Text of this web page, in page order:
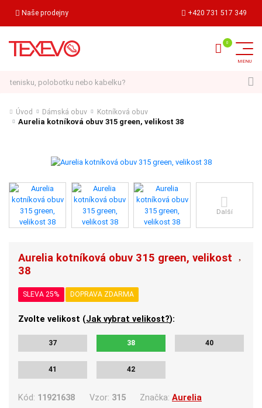
Naše prodejny +420 731 517 349
Úvod Dámská obuv Kotníková obuv
Aurelia kotníková obuv 315 green, velikost 38
Další
Aurelia kotníková obuv 315 green, velikost
38
SLEVA 25% DOPRAVA ZDARMA
Zvolte velikost (Jak vybrat velikost?):
37 38 40
41 42
Kód: 11921638 Vzor: 315 Značka: Aurelia